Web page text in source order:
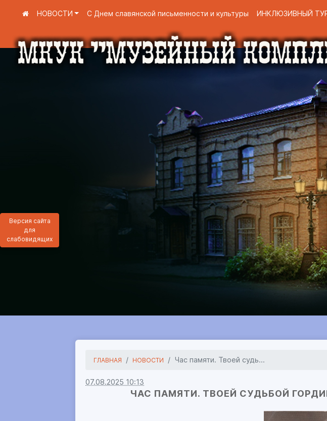
Версия сайта
для
слабовидящих
НОВОСТИ С Днем славянской письменности и культуры ИНКЛЮЗИВНЫЙ
ГЛАВНАЯ НОВОСТИ Час памяти. Твоей судь...
07.08.2025 10:13
ЧАС ПАМЯТИ. ТВОЕЙ СУДЬБОЙ